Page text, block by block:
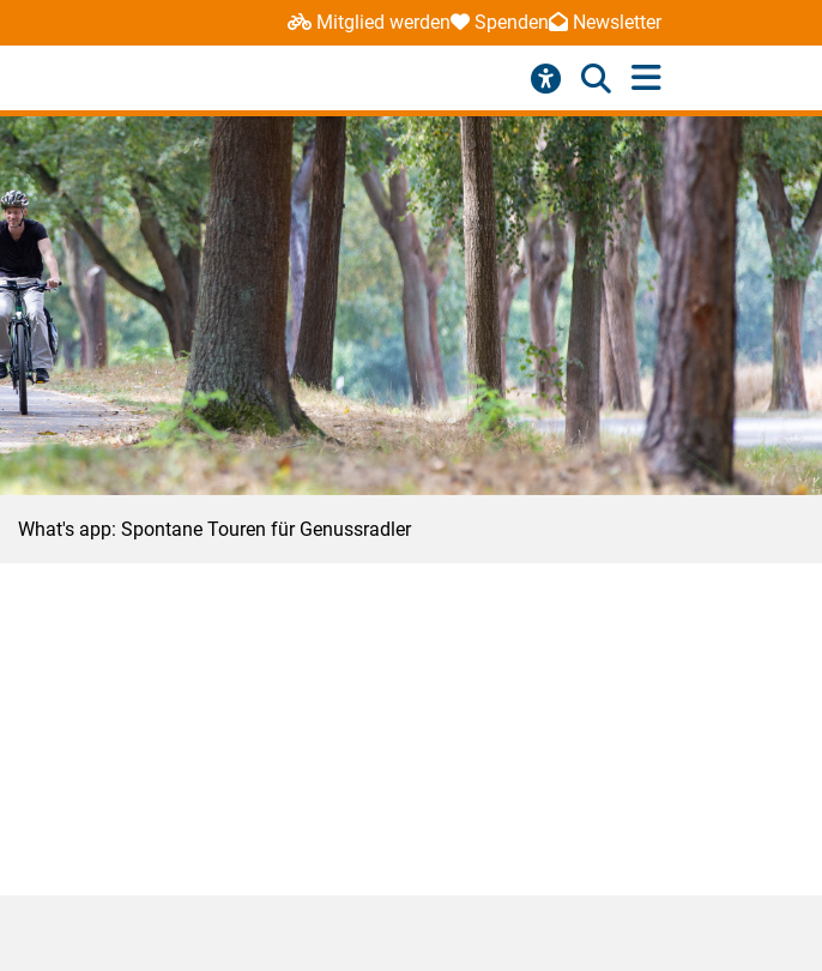
Mitglied werden Spenden Newsletter
What's app: Spontane Touren für Genussradler